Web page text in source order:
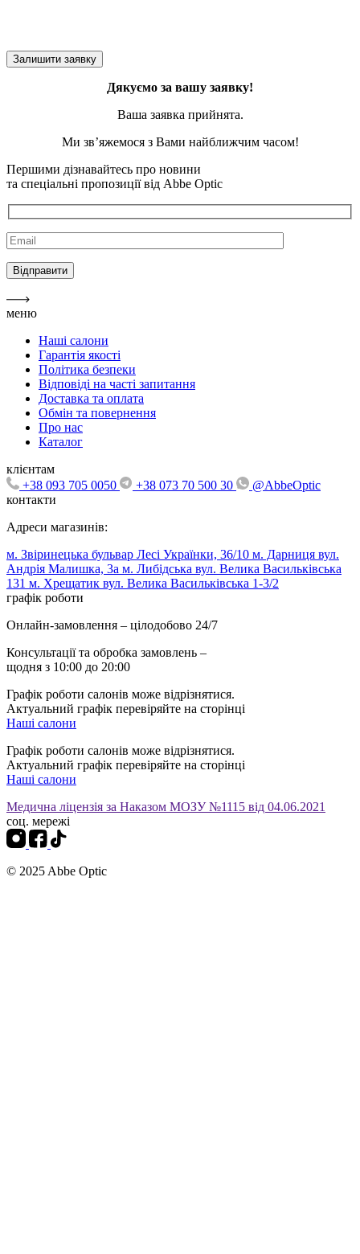
Дякуємо за вашу заявку!
Ваша заявка прийнята.
Ми зв’яжемося з Вами найближчим часом!
Першими дізнавайтесь про новини
та спеціальні пропозиції від Abbe Optic
меню
Наші салони
Гарантія якості
Політика безпеки
Відповіді на часті запитання
Доставка та оплата
Обмін та повернення
Про нас
Каталог
клієнтам
+38 093 705 0050
+38 073 70 500 30
@AbbeOptic
контакти
Адреси магазинів:
м. Звіринецька бульвар Лесі Українки, 36/10 м. Дарниця вул.
Андрія Малишка, 3а м. Либідська вул. Велика Васильківська
131 м. Хрещатик вул. Велика Васильківська 1-3/2
графік роботи
Онлайн-замовлення – цілодобово 24/7
Консультації та обробка замовлень –
щодня з 10:00 до 20:00
Графік роботи салонів може відрізнятися.
Актуальний графік перевіряйте на сторінці
Наші салони
Графік роботи салонів може відрізнятися.
Актуальний графік перевіряйте на сторінці
Наші салони
Медична ліцензія за Наказом МОЗУ №1115 від 04.06.2021
соц. мережі
© 2025 Abbe Optic